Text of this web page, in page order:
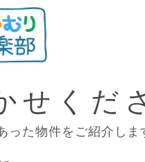
せくだ
った物件をご紹介しま